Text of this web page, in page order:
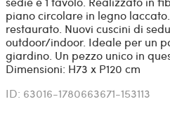
piano circolare in legno
restaurato. Nuovi cuscini di
outdoor/indoor. Ideale per un
giardino. Un pezzo unico in
Dimensioni: H73 x P120 cm
ID: 63016-1780663671-153113